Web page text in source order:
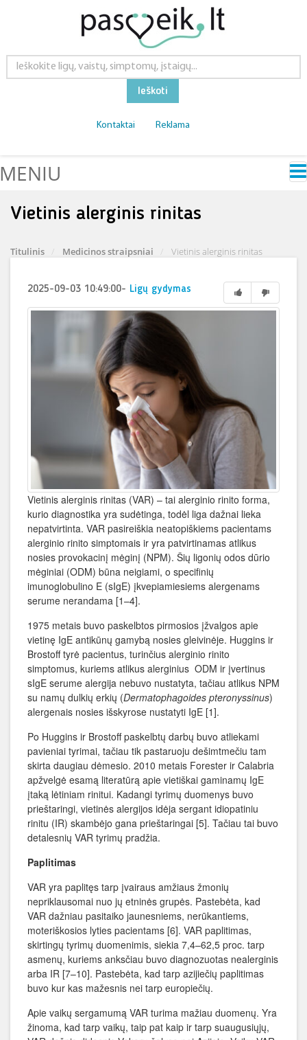
Ieškoti
Kontaktai Reklama
MENIU
Vietinis alerginis rinitas
Titulinis Medicinos straipsniai Vietinis alerginis rinitas
2025-09-03 10:49:00- Ligų gydymas
Vietinis alerginis rinitas (VAR) – tai alerginio rinito forma,
kurio diagnostika yra sudėtinga, todėl liga dažnai lieka
nepatvirtinta. VAR pasireiškia neatopiškiems pacientams
alerginio rinito simptomais ir yra patvirtinamas atlikus
nosies provokacinį mėginį (NPM). Šių ligonių odos dūrio
mėginiai (ODM) būna neigiami, o specifinių
imunoglobulino E (sIgE) įkvepiamiesiems alergenams
serume nerandama [1–4].
1975 metais buvo paskelbtos pirmosios įžvalgos apie
vietinę IgE antikūnų gamybą nosies gleivinėje. Huggins ir
Brostoff tyrė pacientus, turinčius alerginio rinito
simptomus, kuriems atlikus alerginius ODM ir įvertinus
sIgE serume alergija nebuvo nustatyta, tačiau atlikus NPM
su namų dulkių erkių (Dermatophagoides pteronyssinus)
alergenais nosies išskyrose nustatyti IgE [1].
Po Huggins ir Brostoff paskelbtų darbų buvo atliekami
pavieniai tyrimai, tačiau tik pastaruoju dešimtmečiu tam
skirta daugiau dėmesio. 2010 metais Forester ir Calabria
apžvelgė esamą literatūrą apie vietiškai gaminamų IgE
įtaką lėtiniam rinitui. Kadangi tyrimų duomenys buvo
prieštaringi, vietinės alergijos idėja sergant idiopatiniu
rinitu (IR) skambėjo gana prieštaringai [5]. Tačiau tai buvo
detalesnių VAR tyrimų pradžia.
Paplitimas
VAR yra paplitęs tarp įvairaus amžiaus žmonių
nepriklausomai nuo jų etninės grupės. Pastebėta, kad
VAR dažniau pasitaiko jaunesniems, nerūkantiems,
moteriškosios lyties pacientams [6]. VAR paplitimas,
skirtingų tyrimų duomenimis, siekia 7,4–62,5 proc. tarp
asmenų, kuriems anksčiau buvo diagnozuotas nealerginis
arba IR [7–10]. Pastebėta, kad tarp azijiečių paplitimas
buvo kur kas mažesnis nei tarp europiečių.
Apie vaikų sergamumą VAR turima mažiau duomenų. Yra
žinoma, kad tarp vaikų, taip pat kaip ir tarp suaugusiųjų,